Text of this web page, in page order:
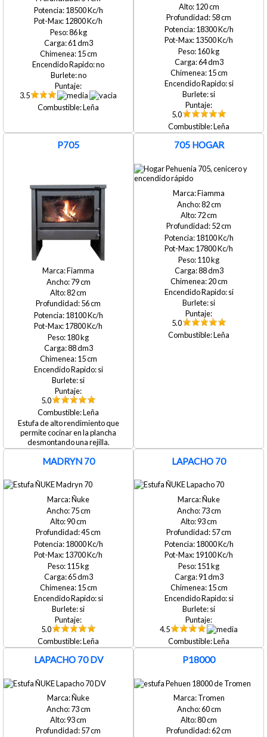
18500
12800
86
61
15
no
no
3.5
Leña
120
58
18300
13500
160
64
15
si
si
5.0
Leña
P705
Fiamma
79
82
56
18100
17800
180
88
15
si
si
5.0
Leña
Estufa de alto rendimiento que
permite cocinar en la plancha
desmontando una rejilla.
705 HOGAR
Fiamma
82
72
52
18100
17800
110
88
20
si
si
5.0
Leña
MADRYN 70
Ñuke
75
90
45
18000
13700
115
65
15
si
si
5.0
Leña
LAPACHO 70
Ñuke
73
93
57
18000
19100
151
91
15
si
si
4.5
Leña
LAPACHO 70 DV
Ñuke
73
93
57
P18000
Tromen
60
80
62